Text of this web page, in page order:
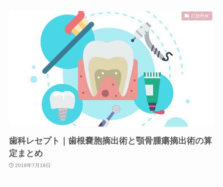
口腔外科
歯科レセプト｜歯根嚢胞摘出術と顎骨腫瘍摘出術の算
定まとめ
2018年7月18日